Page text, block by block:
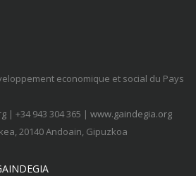
economique et social du Pays
| +34 943 304 365 | www.gaindegia.org
20140 Andoain, Gipuzkoa